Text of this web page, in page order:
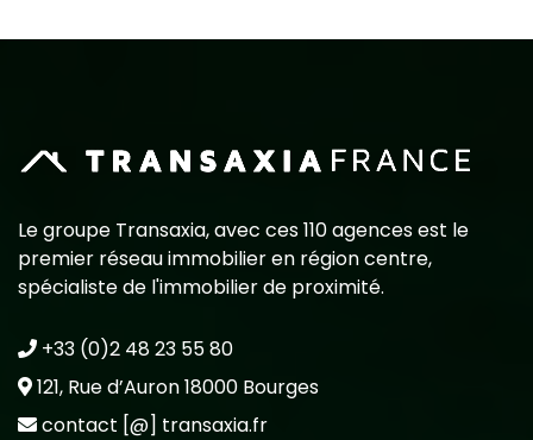
Le groupe Transaxia, avec ces 110 agences est le
premier réseau immobilier en région centre,
spécialiste de l'immobilier de proximité.
+33 (0)2 48 23 55 80
121, Rue d’Auron 18000 Bourges
contact [@] transaxia.fr